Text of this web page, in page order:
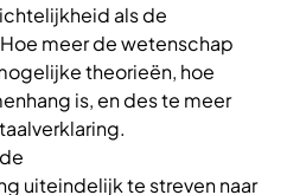
als de
meer de wetenschap
theorieën, hoe
is, en des te meer
uiteindelijk te streven naar